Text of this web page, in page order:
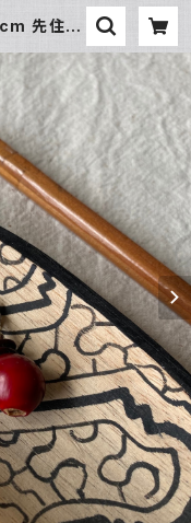
先住民
ンテリ
ピボ族
雑貨